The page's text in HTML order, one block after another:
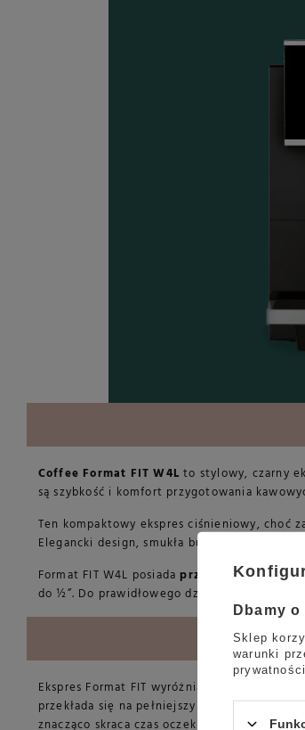
Coffee Format FIT W4L to stylowy, czarny
są szybkość i komfort przygotowania
Ten kompaktowy ekspres ciśnieniowy, choć
Elegancki design, smukła budowa i
Format FIT W4L posiadaprzyłącze do wody
do ½”. Do prawidłowego działania
Ekspres Format FIT wyróżnia się
przekłada się na pełniejszy smak i
znacząco skraca czas oczekiwania na napój i
Dbamy
Sklep
warunki